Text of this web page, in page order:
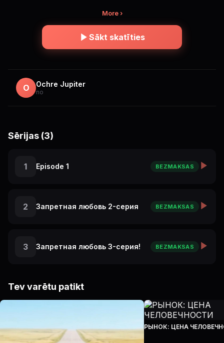
More ›
Sākt skatīties
O Ochre Jupiter
no
Sērijas (3)
1 Episode 1 BEZMAKSAS
2 Запретная любовь 2-серия BEZMAKSAS
3 Запретная любовь 3-серия! BEZMAKSAS
Tev varētu patikt
РЫНОК: ЦЕНА